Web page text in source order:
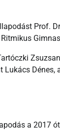
Prof.
Lukács
a 2017